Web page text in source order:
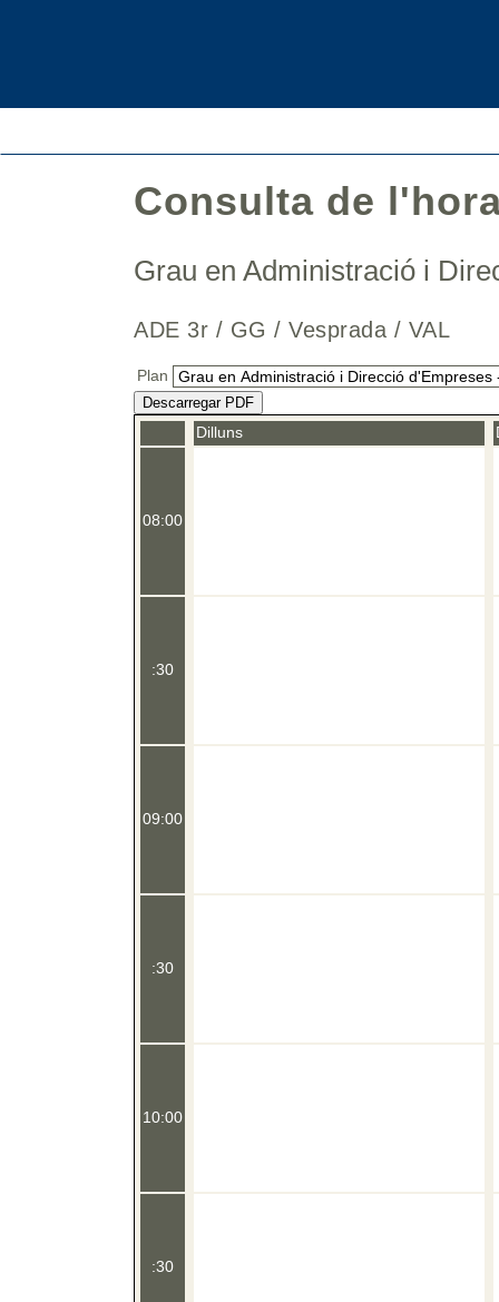
Consulta de
Grau en Administració i
ADE 3r / GG / Vesprada / VAL
Plan
Descarregar PDF
08:00
:30
09:00
:30
10:00
:30
Dilluns